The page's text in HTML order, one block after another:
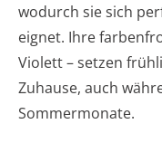
wodurch sie sich
eignet. Ihre
Violett – setzen
Zuhause, auch
Sommermonate.